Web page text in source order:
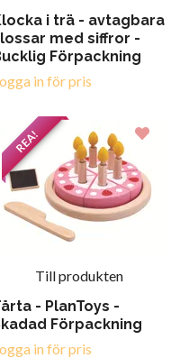
i trä - avtagbara
med siffror -
Förpackning
in för pris
REA!
Till produkten
- PlanToys -
Förpackning
in för pris